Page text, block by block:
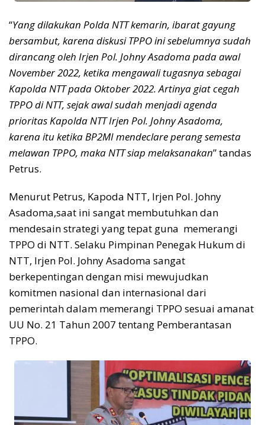
“Yang dilakukan Polda NTT kemarin, ibarat gayung
bersambut, karena diskusi TPPO ini sebelumnya sudah
dirancang oleh Irjen Pol. Johny Asadoma pada awal
November 2022, ketika mengawali tugasnya sebagai
Kapolda NTT pada Oktober 2022. Artinya giat cegah
TPPO di NTT, sejak awal sudah menjadi agenda
prioritas Kapolda NTT Irjen Pol. Johny Asadoma,
karena itu ketika BP2MI mendeclare perang semesta
melawan TPPO, maka NTT siap melaksanakan” tandas
Petrus.
Menurut Petrus, Kapoda NTT, Irjen Pol. Johny
Asadoma,saat ini sangat membutuhkan dan
mendesain strategi yang tepat guna memerangi
TPPO di NTT. Selaku Pimpinan Penegak Hukum di
NTT, Irjen Pol. Johny Asadoma sangat
berkepentingan dengan misi mewujudkan
komitmen nasional dan internasional dari
pemerintah dalam memerangi TPPO sesuai amanat
UU No. 21 Tahun 2007 tentang Pemberantasan
TPPO.